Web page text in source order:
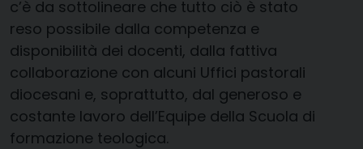
c’è da sottolineare che tutto ciò è stato
reso possibile dalla competenza e
disponibilità dei docenti, dalla fattiva
collaborazione con alcuni Uffici pastorali
diocesani e, soprattutto, dal generoso e
costante lavoro dell’Equipe della Scuola di
formazione teologica.